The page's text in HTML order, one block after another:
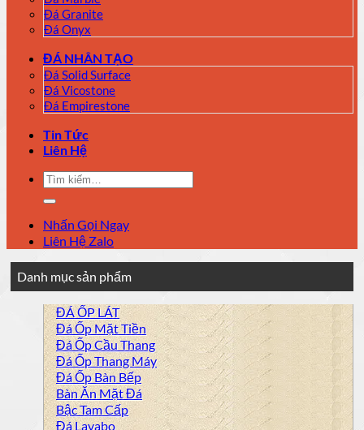
Đá Granite
Đá Onyx
ĐÁ NHÂN TẠO
Đá Solid Surface
Đá Vicostone
Đá Empirestone
Tin Tức
Liên Hệ
Tìm
kiếm:
Nhấn Gọi Ngay
Liên Hệ Zalo
Danh mục sản phẩm
ĐÁ ỐP LÁT
Đá Ốp Mặt Tiền
Đá Ốp Cầu Thang
Đá Ốp Thang Máy
Đá Ốp Bàn Bếp
Bàn Ăn Mặt Đá
Bậc Tam Cấp
Đá Lavabo